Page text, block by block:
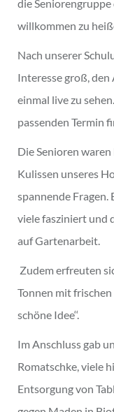
die
willkommen zu
Nach unserer
Interesse groß,
einmal live zu
passenden Termin
Die Senioren
Kulissen unseres
spannende
viele fasziniert und
auf Gartenarbeit.
Zudem erfreuten
Tonnen mit frischen
schöne Idee‘‘.
Im Anschluss gab
Romatschke, viele
Entsorgung von